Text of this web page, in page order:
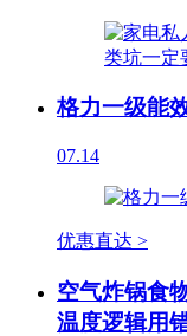
格力一级能
07.14
优惠直达 >
空气炸锅食
温度逻辑用